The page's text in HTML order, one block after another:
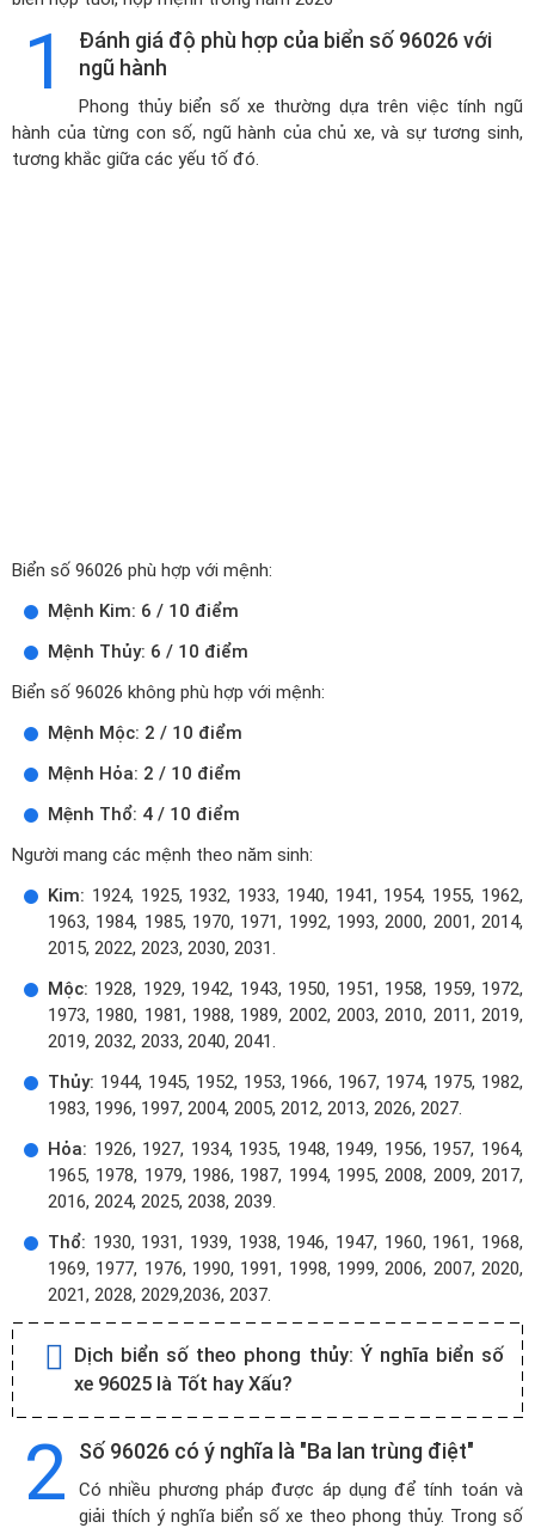
1
Đánh giá độ phù hợp của biển số 96026 với
ngũ hành
Phong thủy biển số xe thường dựa trên việc tính ngũ
hành của từng con số, ngũ hành của chủ xe, và sự tương sinh,
tương khắc giữa các yếu tố đó.
Biển số 96026 phù hợp với mệnh:
Mệnh Kim: 6 / 10 điểm
Mệnh Thủy: 6 / 10 điểm
Biển số 96026 không phù hợp với mệnh:
Mệnh Mộc: 2 / 10 điểm
Mệnh Hỏa: 2 / 10 điểm
Mệnh Thổ: 4 / 10 điểm
Người mang các mệnh theo năm sinh:
Kim: 1924, 1925, 1932, 1933, 1940, 1941, 1954, 1955, 1962,
1963, 1984, 1985, 1970, 1971, 1992, 1993, 2000, 2001, 2014,
2015, 2022, 2023, 2030, 2031.
Mộc: 1928, 1929, 1942, 1943, 1950, 1951, 1958, 1959, 1972,
1973, 1980, 1981, 1988, 1989, 2002, 2003, 2010, 2011, 2019,
2019, 2032, 2033, 2040, 2041.
Thủy: 1944, 1945, 1952, 1953, 1966, 1967, 1974, 1975, 1982,
1983, 1996, 1997, 2004, 2005, 2012, 2013, 2026, 2027.
Hỏa: 1926, 1927, 1934, 1935, 1948, 1949, 1956, 1957, 1964,
1965, 1978, 1979, 1986, 1987, 1994, 1995, 2008, 2009, 2017,
2016, 2024, 2025, 2038, 2039.
Thổ: 1930, 1931, 1939, 1938, 1946, 1947, 1960, 1961, 1968,
1969, 1977, 1976, 1990, 1991, 1998, 1999, 2006, 2007, 2020,
2021, 2028, 2029,2036, 2037.
Dịch biển số theo phong thủy: Ý nghĩa biển số
xe 96025 là Tốt hay Xấu?
2 Số 96026 có ý nghĩa là "Ba lan trùng điệt"
Có nhiều phương pháp được áp dụng để tính toán và
giải thích ý nghĩa biển số xe theo phong thủy. Trong số